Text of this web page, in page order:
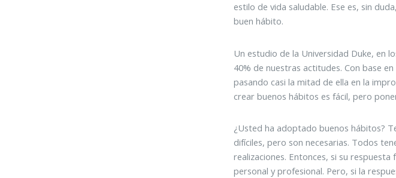
estilo de vida saludable. Ese es, sin
buen hábito.
Un estudio de la Universidad Duke, en
40% de nuestras actitudes. Con base
pasando casi la mitad de ella en la
crear buenos hábitos es fácil, pero
¿Usted ha adoptado buenos hábitos?
difíciles, pero son necesarias. Todos
realizaciones. Entonces, si su respuesta
personal y profesional. Pero, si la